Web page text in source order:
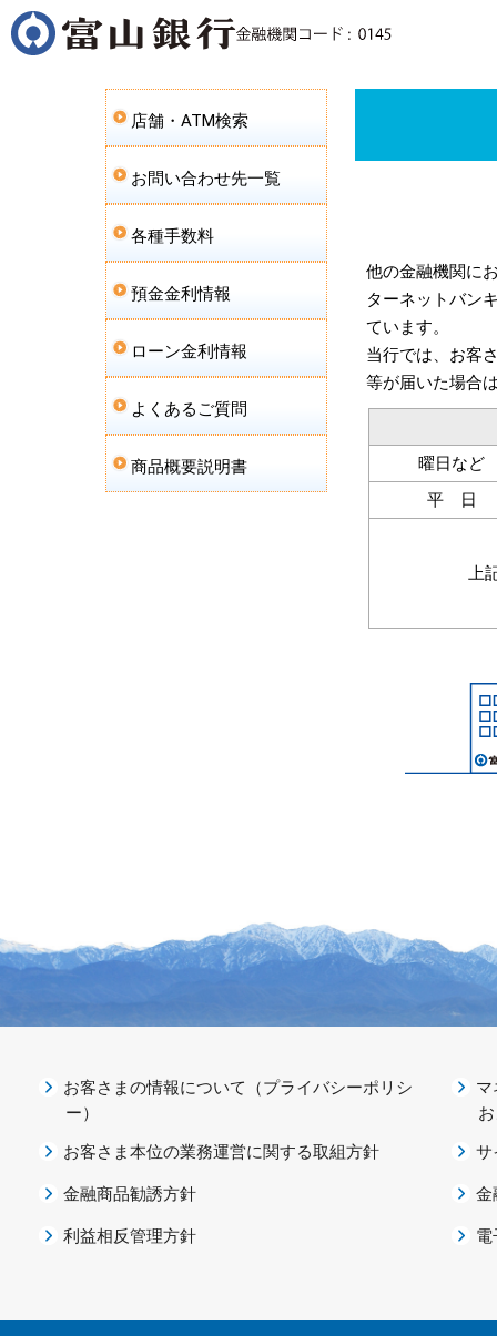
他の金融機関に
ターネットバン
ています。
当行では、お客
等が届いた場合
曜日など
平 日
上
店舗・ATM検索
お問い合わせ先一覧
各種手数料
預金金利情報
ローン金利情報
よくあるご質問
商品概要説明書
お客さまの情報について（プライバシーポリシ
ー）
お客さま本位の業務運営に関する取組方針
金融商品勧誘方針
利益相反管理方針
マ
サ
金
電